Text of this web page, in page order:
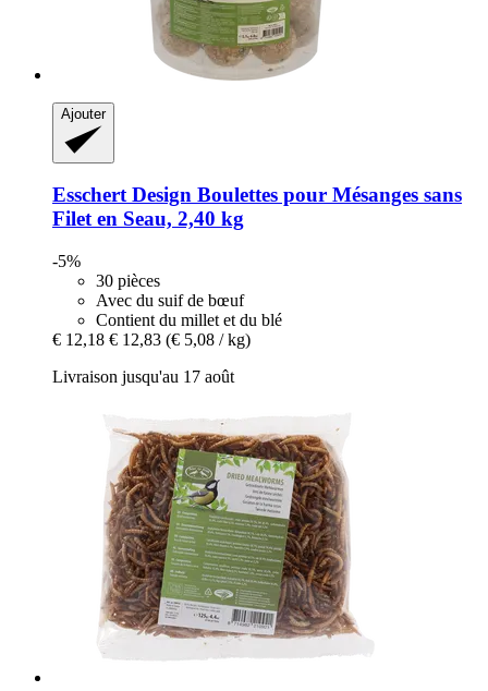
Ajouter
Esschert Design Boulettes pour Mésanges sans
Filet en Seau, 2,40 kg
-5%
30 pièces
Avec du suif de bœuf
Contient du millet et du blé
€ 12,18 € 12,83 (€ 5,08 / kg)
Livraison jusqu'au 17 août